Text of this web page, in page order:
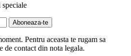
Pentru aceasta te rugam sa
de contact din nota legala.